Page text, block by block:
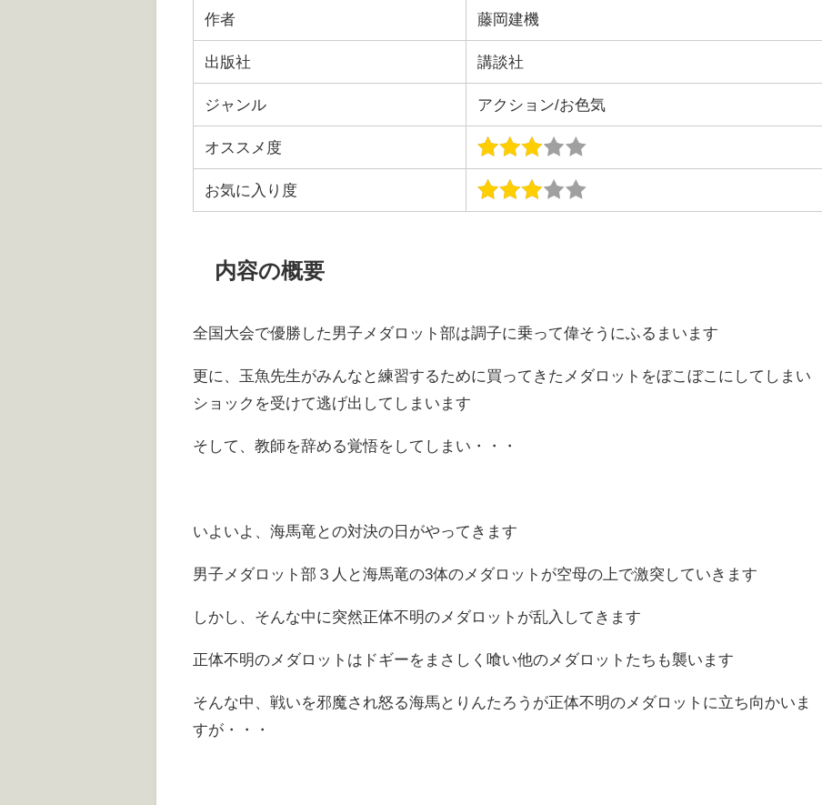
作者 藤岡建機
出版社 講談社
ジャンル アクション/お色気
オススメ度
お気に入り度
内容の概要
全国大会で優勝した男子メダロット部は調子に乗って偉そうにふるまいます
更に、玉魚先生がみんなと練習するために買ってきたメダロットをぼこぼこにしてしまい
ショックを受けて逃げ出してしまいます
そして、教師を辞める覚悟をしてしまい・・・
いよいよ、海馬竜との対決の日がやってきます
男子メダロット部３人と海馬竜の3体のメダロットが空母の上で激突していきます
しかし、そんな中に突然正体不明のメダロットが乱入してきます
正体不明のメダロットはドギーをまさしく喰い他のメダロットたちも襲います
そんな中、戦いを邪魔され怒る海馬とりんたろうが正体不明のメダロットに立ち向かいま
すが・・・